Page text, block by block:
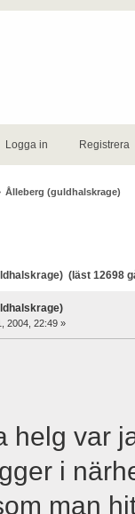
Logga in Registrera
Ålleberg (guldhalskrage)
(läst 12698
2004, 22:49 »
helg var
i
man